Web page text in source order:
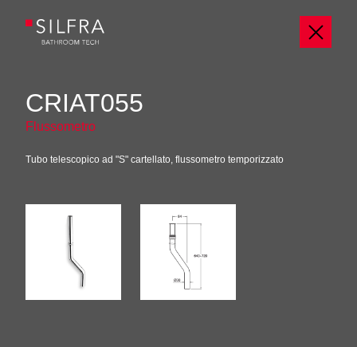
CRIAT055
Flussometro
Tubo telescopico ad "S" cartellato, flussometro temporizzato